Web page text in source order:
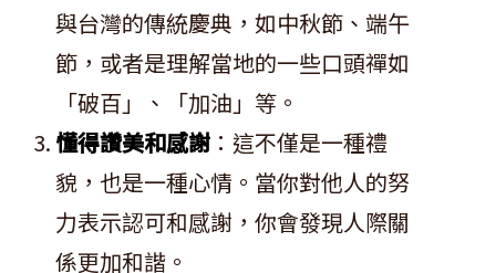
與台灣的傳統慶典，如中秋節、端午
節，或者是理解當地的一些口頭禪如
「破百」、「加油」等。
懂得讚美和感謝 ：這不僅是一種禮
貌，也是一種心情。當你對他人的努
力表示認可和感謝，你會發現人際關
係更加和諧。